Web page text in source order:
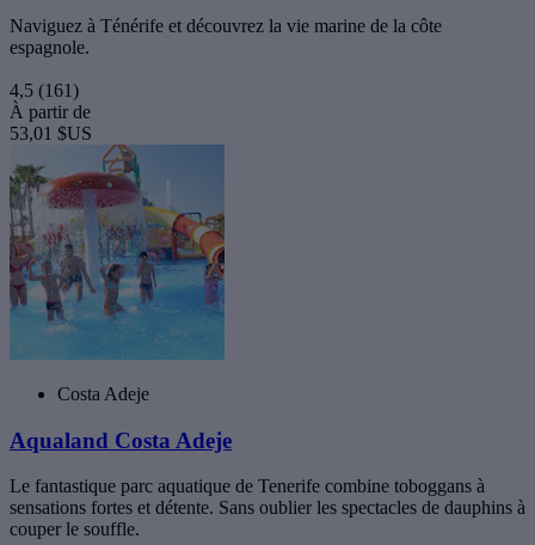
Naviguez à Ténérife et découvrez la vie marine de la côte
espagnole.
4,5 (161)
À partir de
53,01 $US
Costa Adeje
Aqualand Costa Adeje
Le fantastique parc aquatique de Tenerife combine toboggans à
sensations fortes et détente. Sans oublier les spectacles de dauphins à
couper le souffle.